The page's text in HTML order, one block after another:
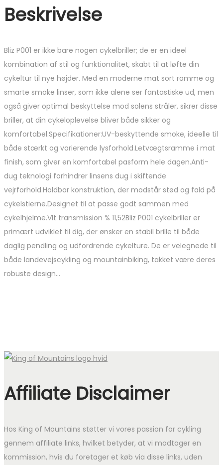
Beskrivelse
Bliz P001 er ikke bare nogen cykelbriller; de er en ideel
kombination af stil og funktionalitet, skabt til at løfte din
cykeltur til nye højder. Med en moderne mat sort ramme og
smarte smoke linser, som ikke alene ser fantastiske ud, men
også giver optimal beskyttelse mod solens stråler, sikrer disse
briller, at din cykeloplevelse bliver både sikker og
komfortabel.Specifikationer:UV-beskyttende smoke, ideelle til
både stærkt og varierende lysforhold.Letvægtsramme i mat
finish, som giver en komfortabel pasform hele dagen.Anti-
dug teknologi forhindrer linsens dug i skiftende
vejrforhold.Holdbar konstruktion, der modstår stød og fald på
cykelstierne.Designet til at passe godt sammen med
cykelhjelme.Vlt transmission % 11,52Bliz P001 cykelbriller er
primært udviklet til dig, der ønsker en stabil brille til både
daglig pendling og udfordrende cykelture. De er velegnede til
både landevejscykling og mountainbiking, takket være deres
robuste design…
Affiliate Disclaimer
Hos King of Mountains støtter vi vores passion for cykling
gennem affiliate links, hvilket betyder, at vi modtager en
kommission, hvis du foretager et køb via disse links, uden